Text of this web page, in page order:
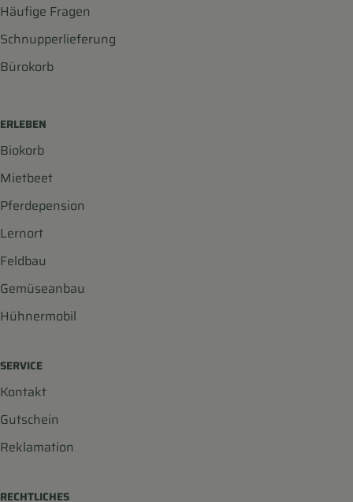
Häufige Fragen
Schnupperlieferung
Bürokorb
ERLEBEN
Biokorb
Mietbeet
Pferdepension
Lernort
Feldbau
Gemüseanbau
Hühnermobil
SERVICE
Kontakt
Gutschein
Reklamation
RECHTLICHES